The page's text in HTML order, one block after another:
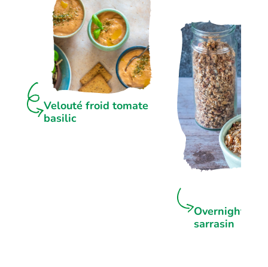
Velouté froid tomate
basilic
Overnight
sarrasin